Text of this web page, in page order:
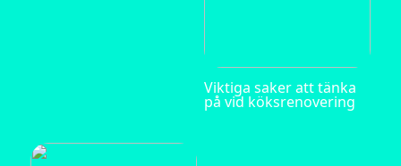
Viktiga saker att tänka
på vid köksrenovering